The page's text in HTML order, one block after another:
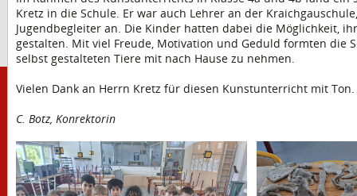
Kretz in die Schule. Er war auch Lehrer an der
Jugendbegleiter an. Die Kinder hatten dabei die Möglichkeit,
gestalten. Mit viel Freude, Motivation und Geduld formten die
selbst gestalteten Tiere mit nach Hause zu nehmen.
Vielen Dank an Herrn Kretz für diesen Kunstunterricht mit Ton.
C. Botz, Konrektorin